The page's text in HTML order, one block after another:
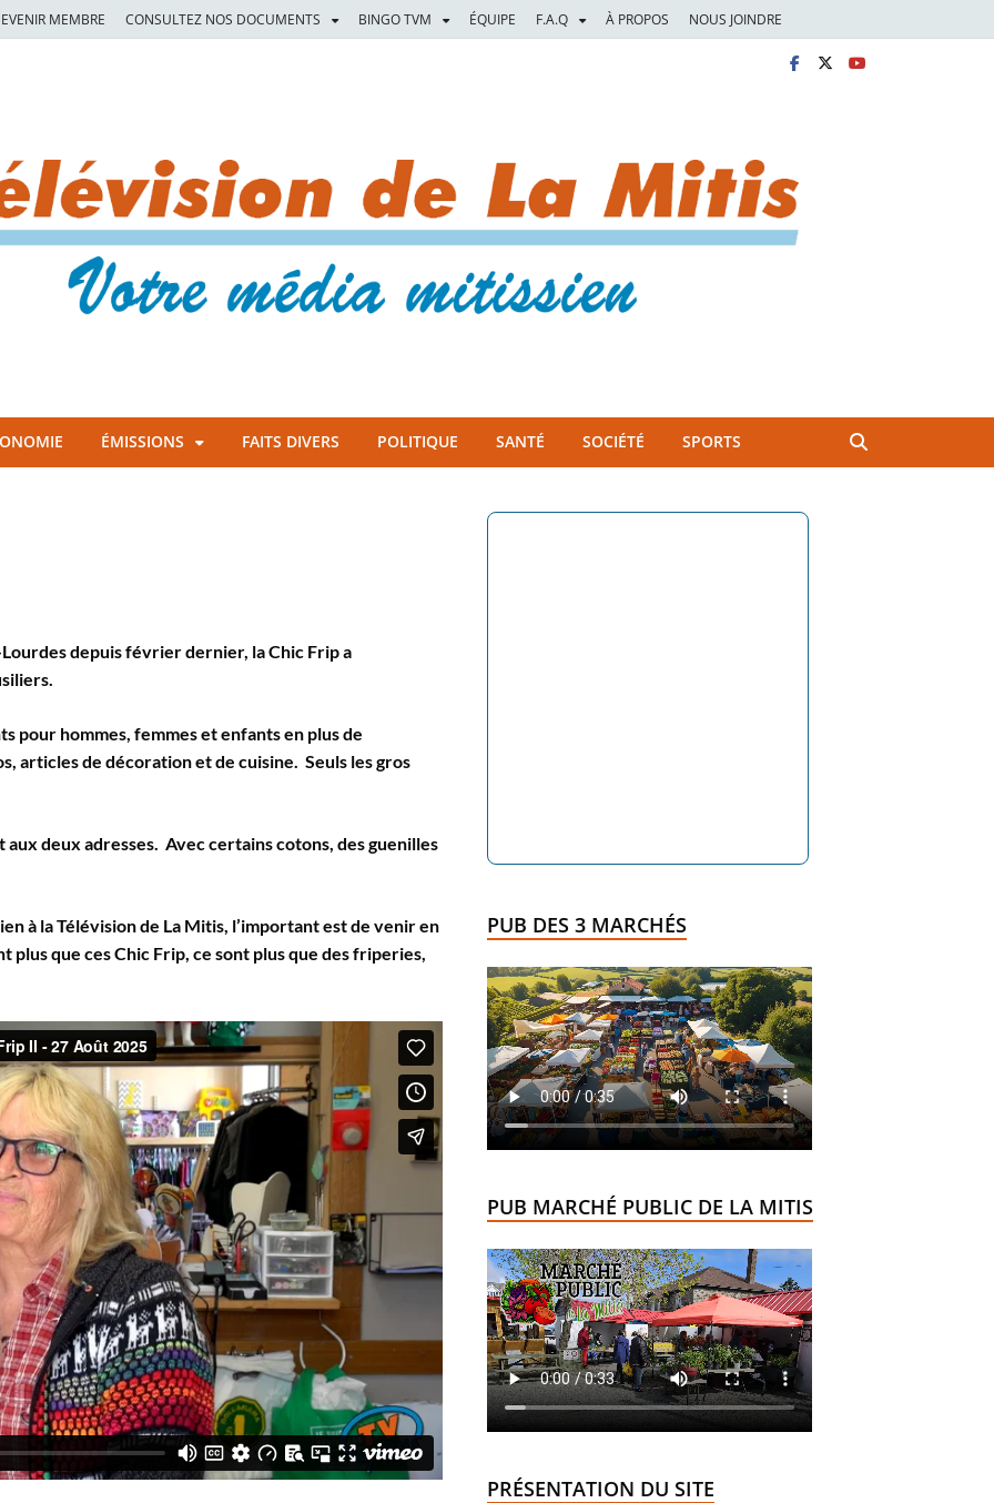
MEMBRE CONSULTEZ NOS DOCUMENTS BINGO TVM ÉQUIPE F.A.Q À PROPOS NOUS JOINDRE
ÉMISSIONS FAITS DIVERS POLITIQUE SANTÉ SOCIÉTÉ SPORTS
depuis février dernier, la Chic Frip a
pour hommes, femmes et enfants en plus de
articles de décoration et de cuisine. Seuls les gros
deux adresses. Avec certains cotons, des guenilles
à la Télévision de La Mitis, l’important est de venir en
plus que ces Chic Frip, ce sont plus que des friperies,
PUB DES 3 MARCHÉS
PUB MARCHÉ PUBLIC DE LA MITIS
PRÉSENTATION DU SITE